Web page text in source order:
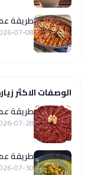
طريقة
07-08
الوصفات الاكثر
طريقة
07-28
‏طريقة
07-30